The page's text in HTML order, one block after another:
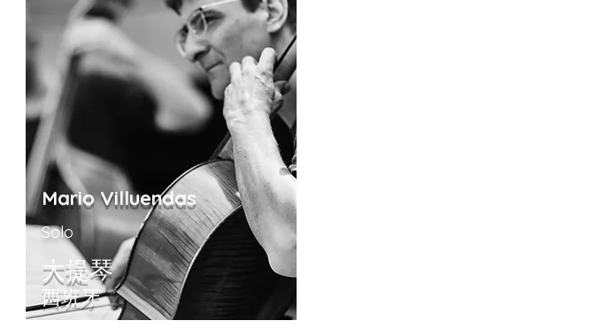
Mario Villuendas
Solo
大提琴
西班牙